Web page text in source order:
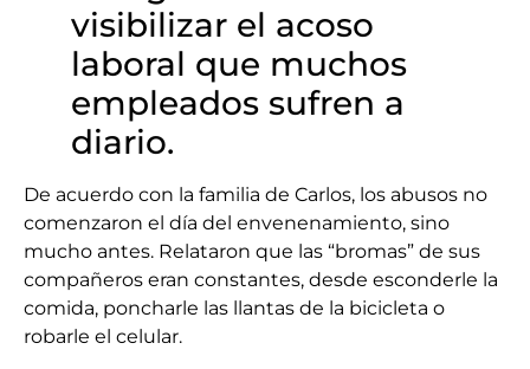
visibilizar el acoso
laboral que muchos
empleados sufren a
diario.
De acuerdo con la familia de Carlos, los abusos no
comenzaron el día del envenenamiento, sino
mucho antes. Relataron que las “bromas” de sus
compañeros eran constantes, desde esconderle la
comida, poncharle las llantas de la bicicleta o
robarle el celular.